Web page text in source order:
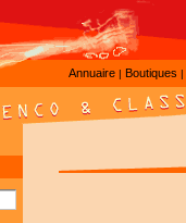
Annuaire | Boutiques |